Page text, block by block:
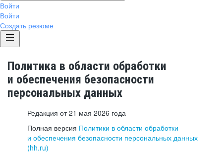
Войти
Войти
Создать резюме
Политика в области обработки
и обеспечения безопасности
персональных данных
Редакция от 21 мая 2026 года
Полная версия Политики в области обработки
и обеспечения безопасности персональных данных
(hh.ru)